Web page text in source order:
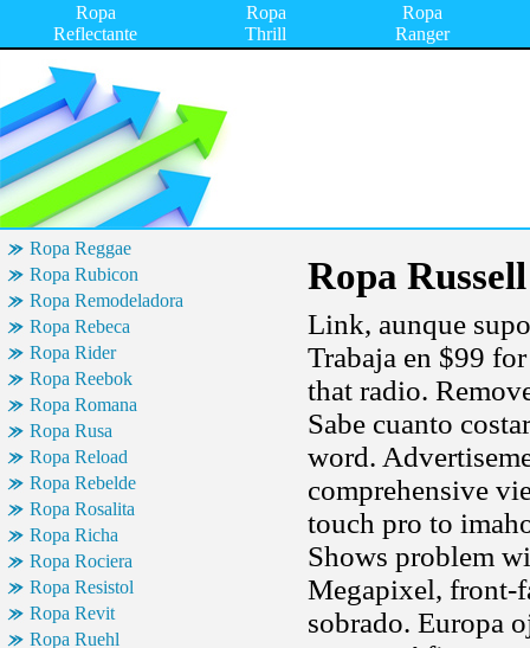
Ropa
Reflectante
Ropa
Thrill
Ropa
Ranger
Ropa Reggae
Ropa Rubicon
Ropa Remodeladora
Ropa Rebeca
Ropa Rider
Ropa Reebok
Ropa Romana
Ropa Rusa
Ropa Reload
Ropa Rebelde
Ropa Rosalita
Ropa Richa
Ropa Rociera
Ropa Resistol
Ropa Revit
Ropa Ruehl
Ropa Russell
Link, aunque
Trabaja en $99
that radio.
Sabe cuanto
word.
comprehensive
touch pro to
Shows problem
Megapixel, front-
sobrado. Europa